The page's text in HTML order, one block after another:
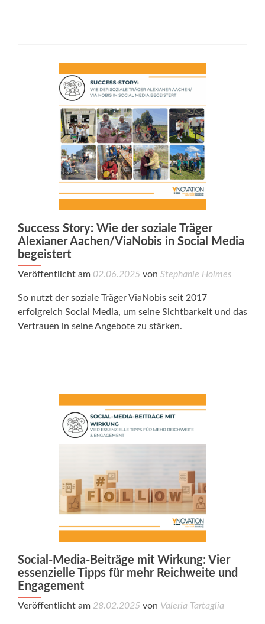
Success Story: Wie der soziale Träger
Alexianer Aachen/ViaNobis in Social Media
begeistert
Veröffentlicht am 02.06.2025 von Stephanie Holmes
So nutzt der soziale Träger ViaNobis seit 2017
erfolgreich Social Media, um seine Sichtbarkeit und das
Vertrauen in seine Angebote zu stärken.
Social-Media-Beiträge mit Wirkung: Vier
essenzielle Tipps für mehr Reichweite und
Engagement
Veröffentlicht am 28.02.2025 von Valeria Tartaglia